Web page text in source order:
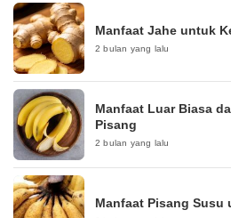
Manfaat Jahe untuk
2 bulan yang lalu
Manfaat Luar Biasa
Pisang
2 bulan yang lalu
Manfaat Pisang Susu